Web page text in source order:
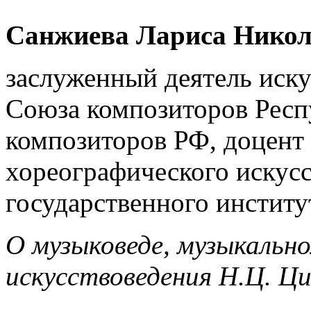
Санжиева Лариса
заслуженный деятель
Союза композиторов
композиторов РФ, доцент
хореографического
государственного
О музыковеде,
искусствоведения Н.Ц.